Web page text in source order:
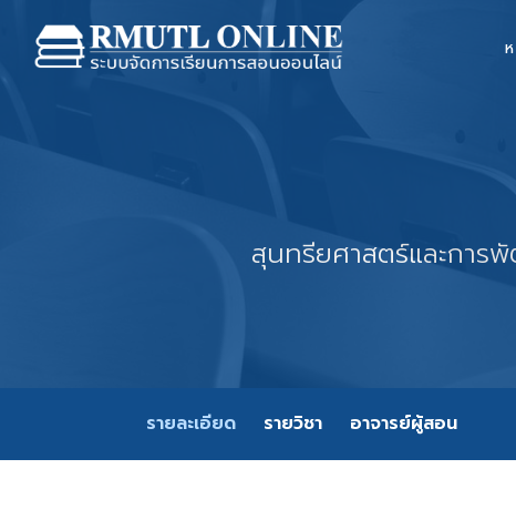
สุนทรียศาสตร์และกา
รายละเอียด รายวิชา อาจารย์ผู้สอน